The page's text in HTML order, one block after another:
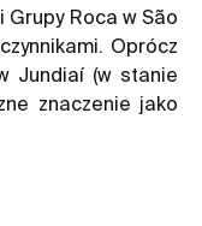
Roca w São
Oprócz
Jundiaí (w stanie
znaczenie jako